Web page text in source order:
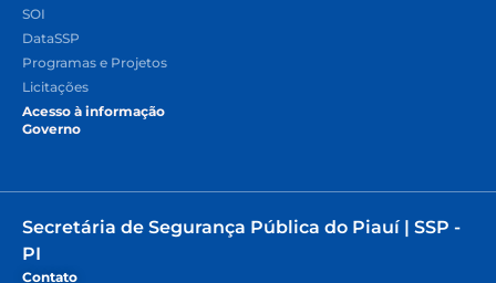
SOI
DataSSP
Programas e Projetos
Licitações
Acesso à informação
Governo
Secretária de Segurança Pública do Piauí | SSP -
PI
Contato